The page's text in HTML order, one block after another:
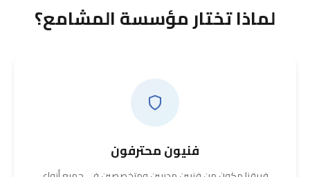
لماذا تختار مؤسسة المشامع؟
فنيون محترفون